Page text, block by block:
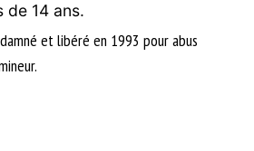
de 14 ans.
et libéré en 1993 pour abus